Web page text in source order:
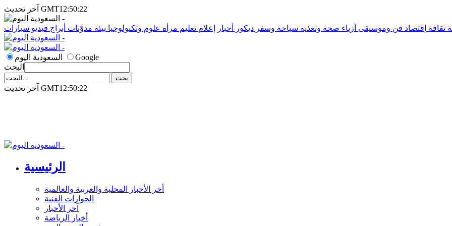
آخر تحديث GMT12:50:22
ثقافة إقتصاد فن وموسيقى أزياء صحة وتغذية سياحة وسفر ديكور أخبار إعلام تعليم مرأة علوم وتكنولوجيا بيئة مدوَّنات أبراج فيديو سيارات
السعودية اليوم
Google
البحث
آخر تحديث GMT12:50:22
الرئيسية
أخر الأخبار المحلية والعربية والعالمية
الحوارات الفنية
آخر الأخبار
أخبار الرياضة